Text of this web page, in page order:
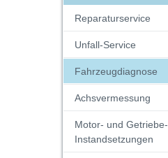
Reparaturservice
Unfall-Service
Fahrzeugdiagnose
Achsvermessung
Motor- und Getriebe-
Instandsetzungen